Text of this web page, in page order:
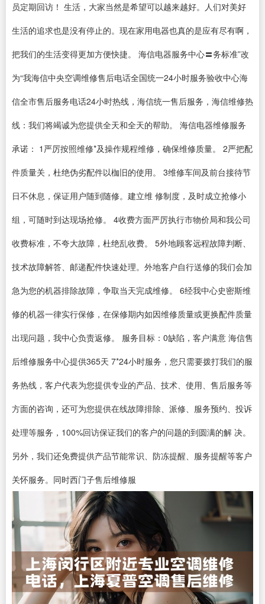
员定期回访！ 生活，大家当然是希望可以越来越好。人们对美好
生活的追求也是没有停止的。现在家用电器也真的是应有尽有啊，
把我们的生活变得更加方便快捷。 海信电器服务中心〓务标准”改
为“我海信中央空调维修售后电话全国统一24小时服务验收中心海
信全市售后服务电话24小时热线，海信统一售后服务，海信维修热
线：我们将竭诚为您提供全天和全天的帮助。 海信电器维修服务
承诺： 1严厉按照维修*及操作规程维修，确保维修质量。 2严把配
件质量关，杜绝伪劣配件以枷旧的使用。 3维修车间及前台接待节
日不休息，保证用户随到随修。建立维 修制度，及时成立抢修小
组，可随时到达现场抢修。 4收费方面严厉执行市物价局和我公司
收费标准，不夸大故障，杜绝乱收费。 5外地顾客远程故障判断、
技术故障解答、邮递配件快速处理。外地客户自行送修的我们会加
急为您的机器排除故障，争取当天完成维修。 6经我中心史密斯维
修的机器一律实行保修，在保修期内如因维修质量或更换配件质量
出现问题，我中心负责返修。 服务目标：0缺陷，客户满意 海信售
后维修服务中心提供365天 7*24小时服务，您只需要拨打我们的服
务热线，客户代表为您提供专业的产品、技术、使用、售后服务等
方面的咨询，还可为您提供在线故障排除、派修、服务预约、投诉
处理等服务，100%回访保证我们的客户的问题的到圆满的解 决。
另外，我们还免费提供产品节能常识、防冻提醒、服务提醒等客户
关怀服务。同时西门子售后维修服